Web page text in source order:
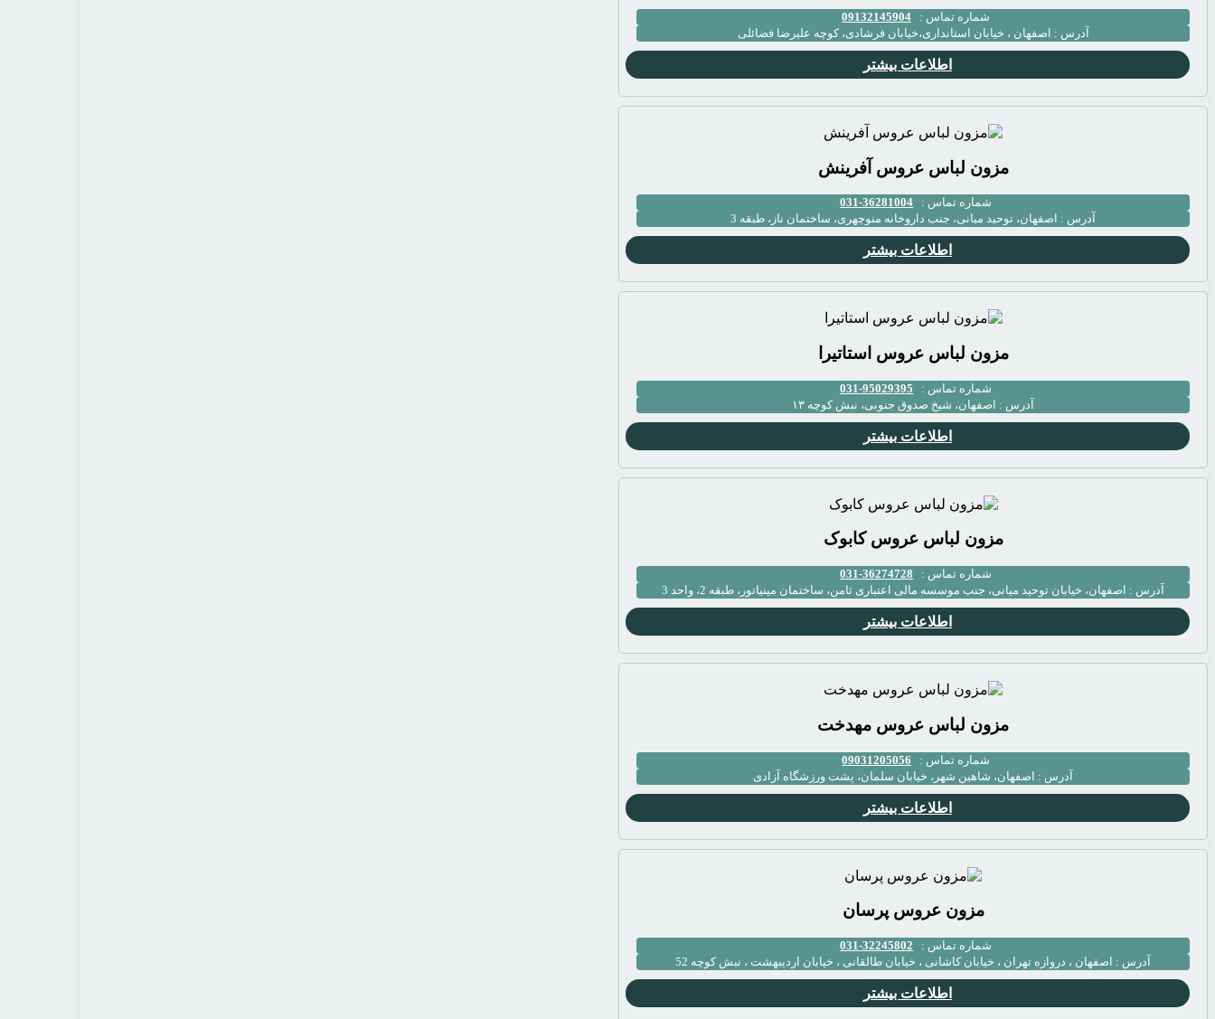
شماره تماس :
09132145904
آدرس : اصفهان ، خیابان استانداری،خیابان فرشادی، کوچه علیرضا فضائلی
اطلاعات بیشتر
مزون لباس عروس آفرینش
شماره تماس :
36281004-031
آدرس : اصفهان، توحيد ميانى، جنب داروخانه منوچهرى، ساختمان ناز، طبقه 3
اطلاعات بیشتر
مزون لباس عروس استاتیرا
شماره تماس :
95029395-031
آدرس : اصفهان، شیخ صدوق جنوبی، نبش کوچه ۱۳
اطلاعات بیشتر
مزون لباس عروس کابوک
شماره تماس :
36274728-031
آدرس : اصفهان، خیابان توحید میانی، جنب موسسه مالی اعتباری ثامن، ساختمان مینیاتور، طبقه 2، واحد 3
اطلاعات بیشتر
مزون لباس عروس مهدخت
شماره تماس :
09031205056
آدرس : اصفهان، شاهین شهر، خیابان سلمان، پشت ورزشگاه آزادی
اطلاعات بیشتر
مزون عروس پرسان
شماره تماس :
32245802-031
آدرس : اصفهان ، دروازه تهران ، خیابان کاشانی ، خیابان طالقانی ، خیابان اردیبهشت ، نبش کوچه 52
اطلاعات بیشتر